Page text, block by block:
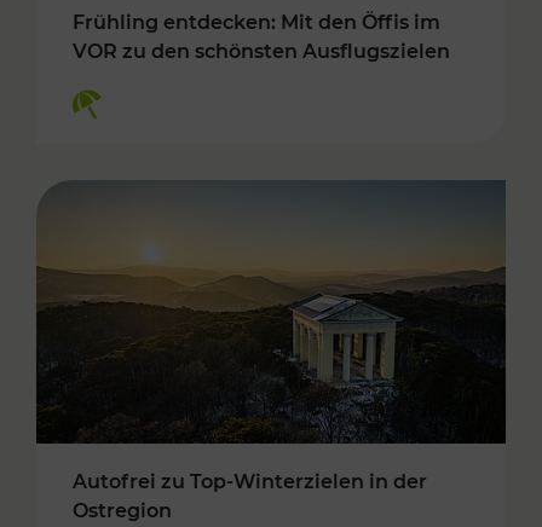
Frühling entdecken: Mit den Öffis im
VOR zu den schönsten Ausflugszielen
Autofrei zu Top-Winterzielen in der
Ostregion